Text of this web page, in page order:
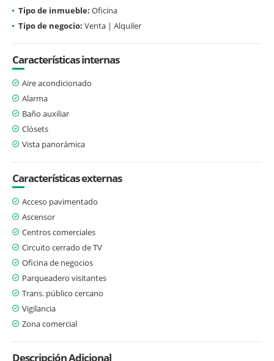
Tipo de inmueble: Oficina
Tipo de negocio: Venta | Alquiler
Características internas
Aire acondicionado
Alarma
Baño auxiliar
Clósets
Vista panorámica
Características externas
Acceso pavimentado
Ascensor
Centros comerciales
Circuito cerrado de TV
Oficina de negocios
Parqueadero visitantes
Trans. público cercano
Vigilancia
Zona comercial
Descripción Adicional